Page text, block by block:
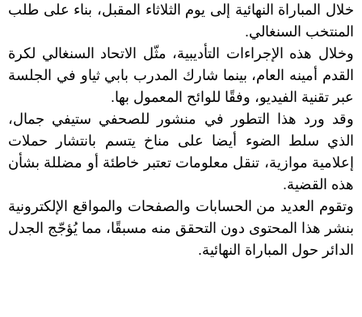
خلال المباراة النهائية إلى يوم الثلاثاء المقبل، بناء على طلب
المنتخب السنغالي.
وخلال هذه الإجراءات التأديبية، مثّل الاتحاد السنغالي لكرة
القدم أمينه العام، بينما شارك المدرب بابي ثياو في الجلسة
عبر تقنية الفيديو، وفقًا للوائح المعمول بها.
وقد ورد هذا التطور في منشور للصحفي ستيفي جمال،
الذي سلط الضوء أيضا على مناخ يتسم بانتشار حملات
إعلامية موازية، تنقل معلومات تعتبر خاطئة أو مضللة بشأن
هذه القضية.
وتقوم العديد من الحسابات والصفحات والمواقع الإلكترونية
بنشر هذا المحتوى دون التحقق منه مسبقًا، مما يُؤجّج الجدل
الدائر حول المباراة النهائية.